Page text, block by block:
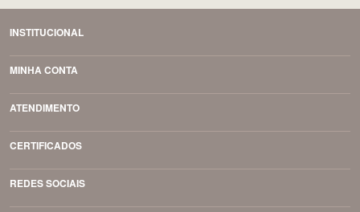
INSTITUCIONAL
MINHA CONTA
ATENDIMENTO
CERTIFICADOS
REDES SOCIAIS